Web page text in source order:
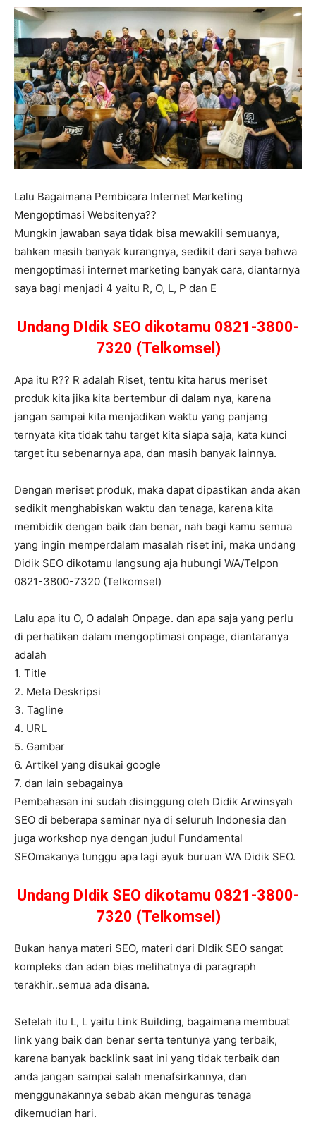
Lalu Bagaimana Pembicara Internet Marketing
Mengoptimasi Websitenya??
Mungkin jawaban saya tidak bisa mewakili semuanya,
bahkan masih banyak kurangnya, sedikit dari saya bahwa
mengoptimasi internet marketing banyak cara, diantarnya
saya bagi menjadi 4 yaitu R, O, L, P dan E
Undang DIdik SEO dikotamu 0821-3800-
7320 (Telkomsel)
Apa itu R?? R adalah Riset, tentu kita harus meriset
produk kita jika kita bertembur di dalam nya, karena
jangan sampai kita menjadikan waktu yang panjang
ternyata kita tidak tahu target kita siapa saja, kata kunci
target itu sebenarnya apa, dan masih banyak lainnya.
Dengan meriset produk, maka dapat dipastikan anda akan
sedikit menghabiskan waktu dan tenaga, karena kita
membidik dengan baik dan benar, nah bagi kamu semua
yang ingin memperdalam masalah riset ini, maka undang
Didik SEO dikotamu langsung aja hubungi WA/Telpon
0821-3800-7320 (Telkomsel)
Lalu apa itu O, O adalah Onpage. dan apa saja yang perlu
di perhatikan dalam mengoptimasi onpage, diantaranya
adalah
1. Title
2. Meta Deskripsi
3. Tagline
4. URL
5. Gambar
6. Artikel yang disukai google
7. dan lain sebagainya
Pembahasan ini sudah disinggung oleh Didik Arwinsyah
SEO di beberapa seminar nya di seluruh Indonesia dan
juga workshop nya dengan judul Fundamental
SEOmakanya tunggu apa lagi ayuk buruan WA Didik SEO.
Undang DIdik SEO dikotamu 0821-3800-
7320 (Telkomsel)
Bukan hanya materi SEO, materi dari DIdik SEO sangat
kompleks dan adan bias melihatnya di paragraph
terakhir..semua ada disana.
Setelah itu L, L yaitu Link Building, bagaimana membuat
link yang baik dan benar serta tentunya yang terbaik,
karena banyak backlink saat ini yang tidak terbaik dan
anda jangan sampai salah menafsirkannya, dan
menggunakannya sebab akan menguras tenaga
dikemudian hari.